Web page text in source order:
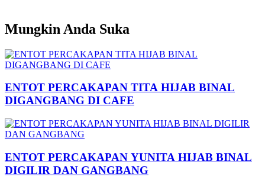
Mungkin Anda Suka
ENTOT PERCAKAPAN TITA HIJAB BINAL
DIGANGBANG DI CAFE
ENTOT PERCAKAPAN YUNITA HIJAB BINAL
DIGILIR DAN GANGBANG